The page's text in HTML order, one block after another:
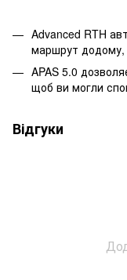
Advanced RTH
маршрут додому,
APAS 5.0
щоб ви могли
Відгуки